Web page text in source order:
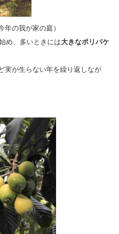
年の我が家の庭）
め、多いときには大きなポリバケ
実が生らない年を繰り返しなが